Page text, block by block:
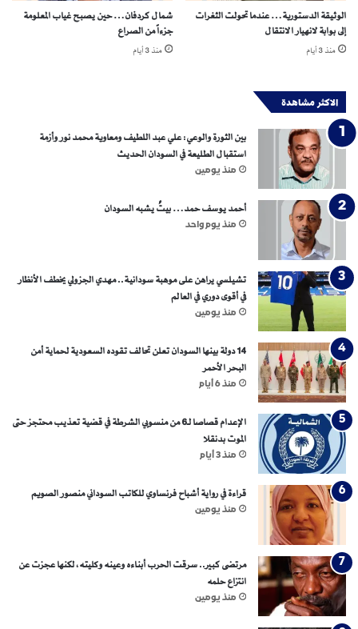
س
ا
م
خ
ب
ت
ل
س
ر
ا
ه
ي
م
ن
ة
ا
ل
ع
ا
ل
م
ي
ة
الوثيقة الدستورية… عندما تحولت الثغرات
إلى بوابة لانهيار الانتقال
منذ 3 أيام
شمال كردفان… حين يصبح غياب المعلومة
جزءاً من الصراع
منذ 3 أيام
الاكثر مشاهدة
بين الثورة والوعي: علي عبد اللطيف ومعاوية محمد نور وأزمة
استقبال الطليعة في السودان الحديث
منذ يومين
أحمد يوسف حمد… بيتٌ يشبه السودان
منذ يوم واحد
تشيلسي يراهن على موهبة سودانية.. مهدي الجزولي يخطف الأنظار
في أقوى دوري في العالم
منذ يومين
14 دولة بينها السودان تعلن تحالف تقوده السعودية لحماية أمن
البحر الأحمر
منذ 6 أيام
الإعدام قصاصا لـ6 من منسوبي الشرطة في قضية تعذيب محتجز حتى
الموت بدنقلا
منذ 3 أيام
قراءة في رواية أشباح فرنساوي للكاتب السوداني منصور الصويم
منذ يومين
مرتضى كبير.. سرقت الحرب أبناءه وعينه وكليته، لكنها عجزت عن
انتزاع حلمه
منذ يومين